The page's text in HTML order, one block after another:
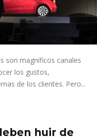
son magníficos canales
los gustos,
de los clientes. Pero...
huir de